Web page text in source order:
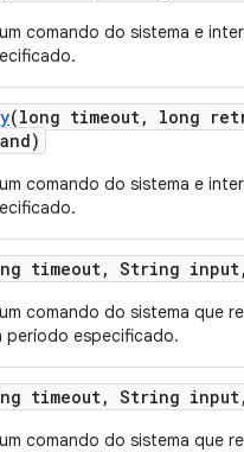
comando do sistema e
(long timeout, long
comando do sistema e
timeout, String input,
comando do sistema que
período especificado.
timeout, String input,
comando do sistema que